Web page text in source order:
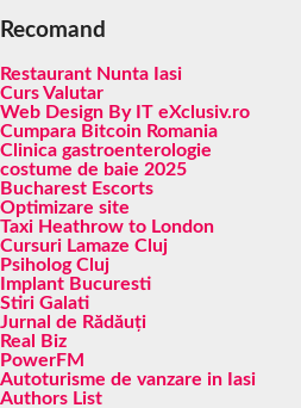
Recomand
Restaurant Nunta Iasi
Curs Valutar
Web Design By IT eXclusiv.ro
Cumpara Bitcoin Romania
Clinica gastroenterologie
costume de baie 2025
Bucharest Escorts
Optimizare site
Taxi Heathrow to London
Cursuri Lamaze Cluj
Psiholog Cluj
Implant Bucuresti
Stiri Galati
Jurnal de Rădăuți
Real Biz
PowerFM
Autoturisme de vanzare in Iasi
Authors List